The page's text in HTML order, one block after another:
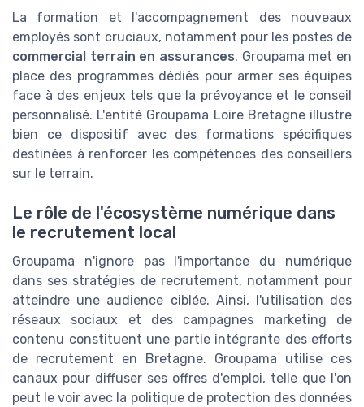
La formation et l'accompagnement des nouveaux
employés sont cruciaux, notamment pour les postes de
commercial terrain en assurances. Groupama met en
place des programmes dédiés pour armer ses équipes
face à des enjeux tels que la prévoyance et le conseil
personnalisé. L'entité Groupama Loire Bretagne illustre
bien ce dispositif avec des formations spécifiques
destinées à renforcer les compétences des conseillers
sur le terrain.
Le rôle de l'écosystème numérique dans
le recrutement local
Groupama n'ignore pas l'importance du numérique
dans ses stratégies de recrutement, notamment pour
atteindre une audience ciblée. Ainsi, l'utilisation des
réseaux sociaux et des campagnes marketing de
contenu constituent une partie intégrante des efforts
de recrutement en Bretagne. Groupama utilise ces
canaux pour diffuser ses offres d'emploi, telle que l'on
peut le voir avec la politique de protection des données